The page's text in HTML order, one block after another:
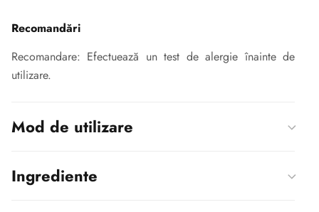
Recomandări
Recomandare: Efectuează un test de alergie înainte de
utilizare.
Mod de utilizare
Ingrediente